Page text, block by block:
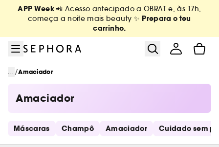
Ir para o menu
Ir para o conteúdo principal
Ir para o rodapé
APP Week📲 Acesso antecipado a OBRAT e, às 17h,
começa a noite mais beauty ✨ Prepara o teu
carrinho.
... /Amaciador
Amaciador
Saltar os links rápidos
Máscaras Champô Amaciador Cuidado sem